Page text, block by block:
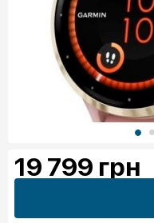
19 799 грн